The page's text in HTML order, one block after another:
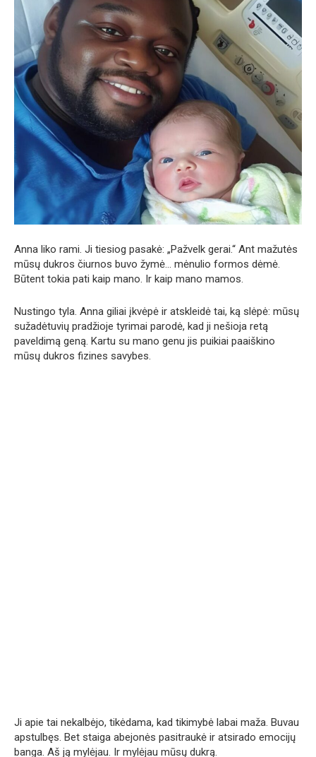
Anna liko rami. Ji tiesiog pasakė: „Pažvelk gerai.“ Ant mažutės
mūsų dukros čiurnos buvo žymė… mėnulio formos dėmė.
Būtent tokia pati kaip mano. Ir kaip mano mamos.
Nustingo tyla. Anna giliai įkvėpė ir atskleidė tai, ką slėpė: mūsų
sužadėtuvių pradžioje tyrimai parodė, kad ji nešioja retą
paveldimą geną. Kartu su mano genu jis puikiai paaiškino
mūsų dukros fizines savybes.
Ji apie tai nekalbėjo, tikėdama, kad tikimybė labai maža. Buvau
apstulbęs. Bet staiga abejonės pasitraukė ir atsirado emocijų
banga. Aš ją mylėjau. Ir mylėjau mūsų dukrą.